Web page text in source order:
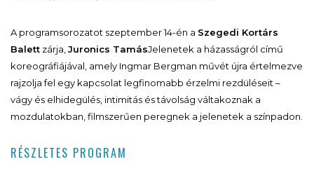
A programsorozatot szeptember 14-én a Szegedi Kortárs
Balett zárja, Juronics TamásJelenetek a házasságról című
koreográfiájával, amely Ingmar Bergman művét újra értelmezve
rajzolja fel egy kapcsolat legfinomabb érzelmi rezdüléseit –
vágy és elhidegülés, intimitás és távolság váltakoznak a
mozdulatokban, filmszerűen peregnek a jelenetek a színpadon.
RÉSZLETES PROGRAM